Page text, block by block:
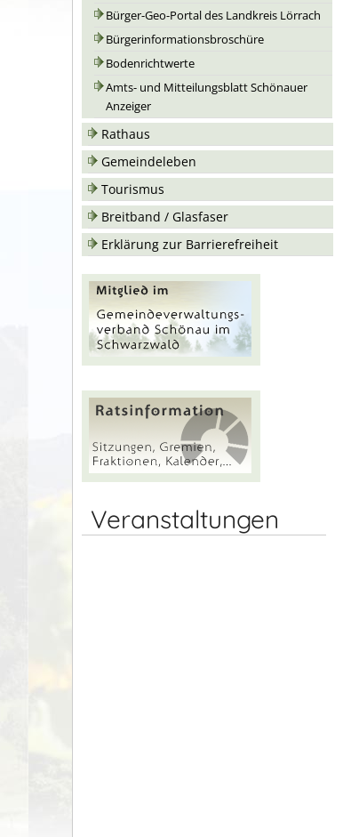
Bürger-Geo-Portal des Landkreis Lörrach
Bürgerinformationsbroschüre
Bodenrichtwerte
Amts- und Mitteilungsblatt Schönauer
Anzeiger
Rathaus
Gemeindeleben
Tourismus
Breitband / Glasfaser
Erklärung zur Barrierefreiheit
Veranstaltungen